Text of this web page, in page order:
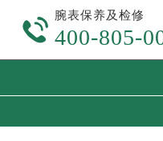

腕表保养及检修
400-805-